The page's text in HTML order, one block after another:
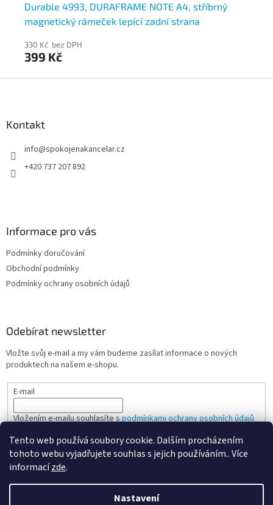
Tento web používá soubory cookie. Dalším procházením
tohoto webu vyjadřujete souhlas s jejich používáním.. Více
informacízde.
Nastavení
Durable 4993, DURAFRAME NOTE A4, stříbrný
magnetický rámeček lepící zadní strana
330 Kč bez DPH
399 Kč
Kontakt
info@spokojenakancelar.cz
+420 737 207 892
Informace pro vás
Podmínky doručování
Obchodní podmínky
Podmínky ochrany osobních údajů
Odebírat newsletter
Vložte svůj e-mail a my vám budeme zasílat informace o nových
produktech na našem e-shopu.
E-mail
Vložením e-mailu souhlasíte spodmínkami ochrany osobních údajů
PŘIHLÁSIT SE
Vytvořil Shoptet